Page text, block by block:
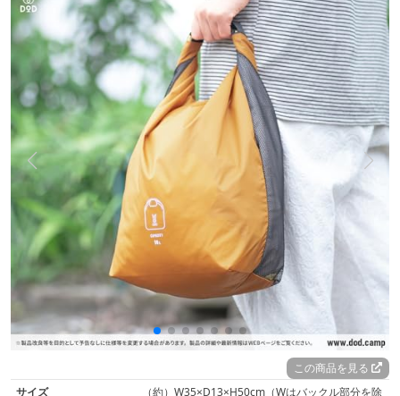
この商品を見る
サイズ
（約）W35×D13×H50cm（Wはバックル部分を除